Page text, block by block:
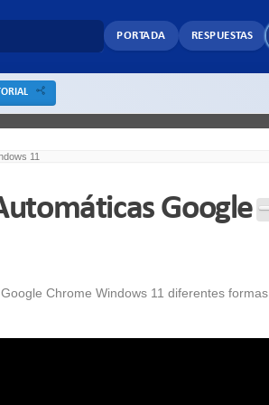
PORTADA RESPUESTAS
11
Google
Chrome Windows 11 diferentes formas.